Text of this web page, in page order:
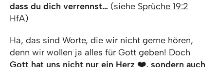
dass du dich verrennst… (siehe Sprüche 19:2
HfA)
Ha, das sind Worte, die wir nicht gerne hören,
denn wir wollen ja alles für Gott geben! Doch
Gott hat uns nicht nur ein Herz ❤️, sondern auch